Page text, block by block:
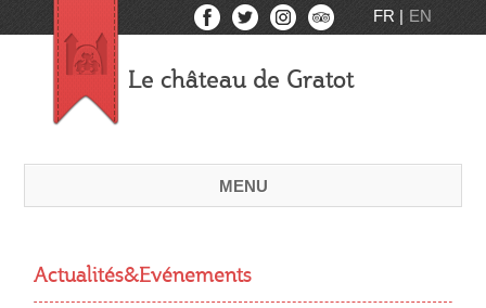
FR EN
Le château de Gratot
MENU
Actualités&Evénements